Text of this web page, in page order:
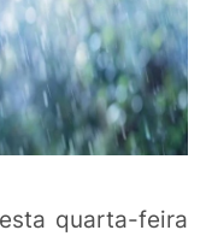
quarta-feira